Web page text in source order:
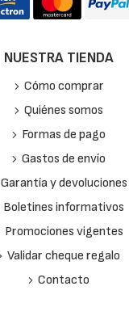
NUESTRA TIENDA
Cómo comprar
Quiénes somos
Formas de pago
Gastos de envío
Garantía y devoluciones
Boletines informativos
Promociones vigentes
Validar cheque regalo
Contacto